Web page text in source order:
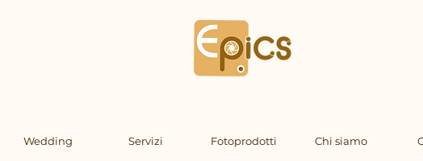
Wedding Servizi Fotoprodotti Chi siamo